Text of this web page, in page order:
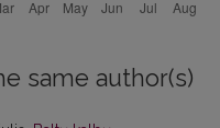
same author(s)